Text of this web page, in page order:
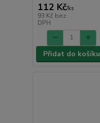
112 Kč/ks
93 Kč bez
DPH
Přidat do košíku